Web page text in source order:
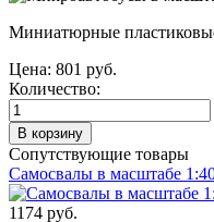
Миниатюрные
Цена: 801 руб.
Количество:
Сопутствующие товары
Самосвалы в масштабе
1174 руб.